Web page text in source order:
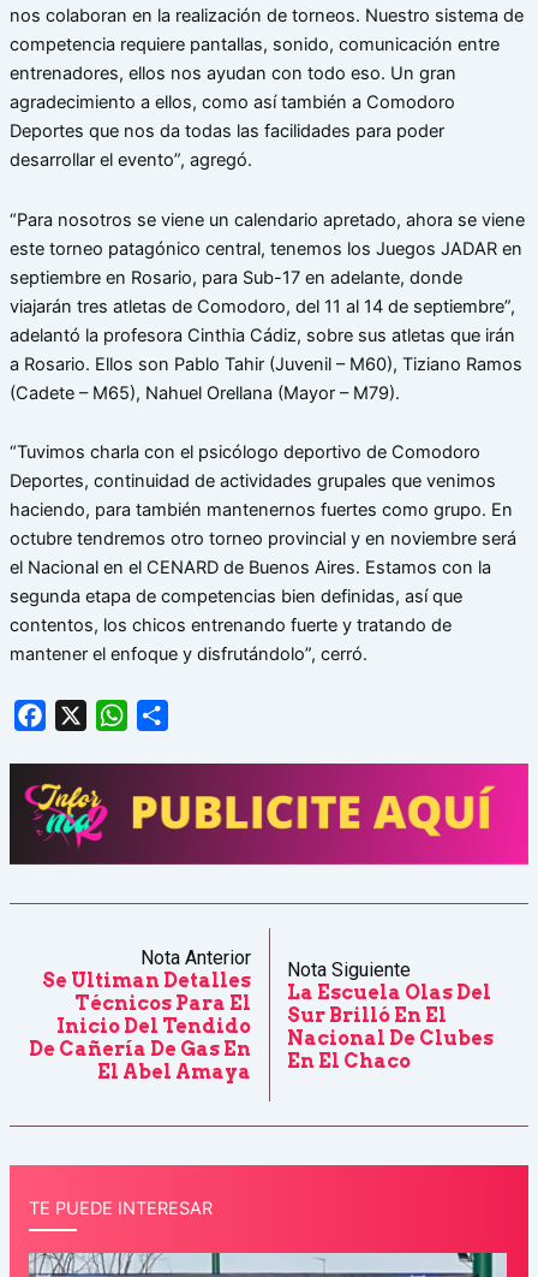
nos colaboran en la realización de torneos. Nuestro sistema de
competencia requiere pantallas, sonido, comunicación entre
entrenadores, ellos nos ayudan con todo eso. Un gran
agradecimiento a ellos, como así también a Comodoro
Deportes que nos da todas las facilidades para poder
desarrollar el evento”, agregó.
“Para nosotros se viene un calendario apretado, ahora se viene
este torneo patagónico central, tenemos los Juegos JADAR en
septiembre en Rosario, para Sub-17 en adelante, donde
viajarán tres atletas de Comodoro, del 11 al 14 de septiembre”,
adelantó la profesora Cinthia Cádiz, sobre sus atletas que irán
a Rosario. Ellos son Pablo Tahir (Juvenil – M60), Tiziano Ramos
(Cadete – M65), Nahuel Orellana (Mayor – M79).
“Tuvimos charla con el psicólogo deportivo de Comodoro
Deportes, continuidad de actividades grupales que venimos
haciendo, para también mantenernos fuertes como grupo. En
octubre tendremos otro torneo provincial y en noviembre será
el Nacional en el CENARD de Buenos Aires. Estamos con la
segunda etapa de competencias bien definidas, así que
contentos, los chicos entrenando fuerte y tratando de
mantener el enfoque y disfrutándolo”, cerró.
Facebook WhatsApp
Nota Anterior
Se Ultiman Detalles
Técnicos Para El
Inicio Del Tendido
De Cañería De Gas En
El Abel Amaya
Nota Siguiente
La Escuela Olas Del
Sur Brilló En El
Nacional De Clubes
En El Chaco
TE PUEDE INTERESAR